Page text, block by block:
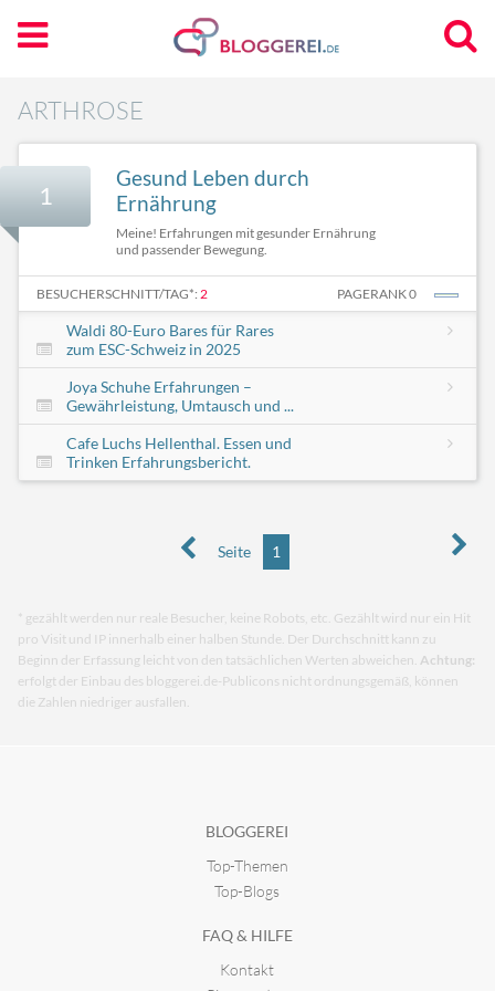
ARTHROSE
1
Gesund Leben durch
Ernährung
Meine! Erfahrungen mit gesunder Ernährung
und passender Bewegung.
BESUCHERSCHNITT/TAG*: 2 PAGERANK 0
Waldi 80-Euro Bares für Rares
zum ESC-Schweiz in 2025
Joya Schuhe Erfahrungen –
Gewährleistung, Umtausch und ...
Cafe Luchs Hellenthal. Essen und
Trinken Erfahrungsbericht.
Seite 1
* gezählt werden nur reale Besucher, keine Robots, etc. Gezählt wird nur ein Hit
pro Visit und IP innerhalb einer halben Stunde. Der Durchschnitt kann zu
Beginn der Erfassung leicht von den tatsächlichen Werten abweichen. Achtung:
erfolgt der Einbau des bloggerei.de-Publicons nicht ordnungsgemäß, können
die Zahlen niedriger ausfallen.
BLOGGEREI
Top-Themen
Top-Blogs
FAQ & HILFE
Kontakt